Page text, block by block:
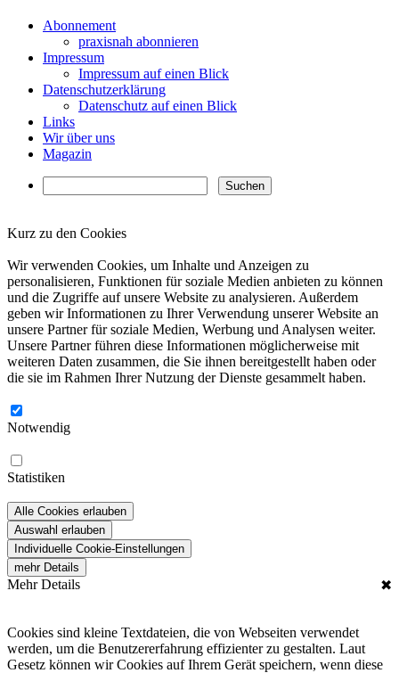
Abonnement
praxisnah abonnieren
Impressum
Impressum auf einen Blick
Datenschutzerklärung
Datenschutz auf einen Blick
Links
Wir über uns
Magazin
Kurz zu den Cookies
Wir verwenden Cookies, um Inhalte und Anzeigen zu
personalisieren, Funktionen für soziale Medien anbieten zu können
und die Zugriffe auf unsere Website zu analysieren. Außerdem
geben wir Informationen zu Ihrer Verwendung unserer Website an
unsere Partner für soziale Medien, Werbung und Analysen weiter.
Unsere Partner führen diese Informationen möglicherweise mit
weiteren Daten zusammen, die Sie ihnen bereitgestellt haben oder
die sie im Rahmen Ihrer Nutzung der Dienste gesammelt haben.
Notwendig
Statistiken
Alle Cookies erlauben
Auswahl erlauben
Individuelle Cookie-Einstellungen
mehr Details
Mehr Details ✖
Cookies sind kleine Textdateien, die von Webseiten verwendet
werden, um die Benutzererfahrung effizienter zu gestalten. Laut
Gesetz können wir Cookies auf Ihrem Gerät speichern, wenn diese